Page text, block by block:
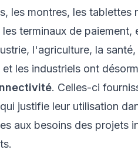
les montres, les tablettes
les terminaux de
l'agriculture, la
et les industriels ont
. Celles-ci
justifie leur utilisation
aux besoins des projets